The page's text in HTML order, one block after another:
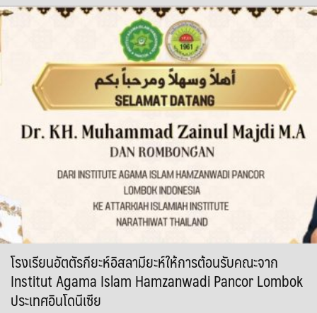
โรงเรียนอัตตัรกียะห์อิสลามียะห์ให้การต้อนรับคณะจาก
Institut Agama Islam Hamzanwadi Pancor Lombok
ประเทศอินโดนีเซีย